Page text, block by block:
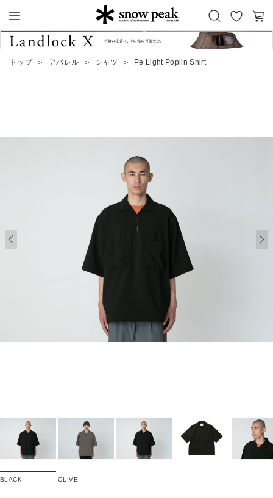
Snow Peak
お
気
カ
トップ ＞ アパレル ＞ シャツ ＞ Pe Light Poplin Shirt
BLACK OLIVE